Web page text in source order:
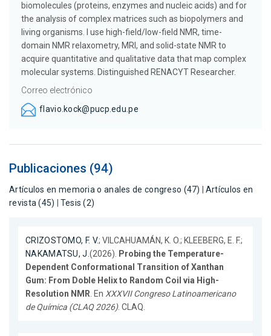
biomolecules (proteins, enzymes and nucleic acids) and for
the analysis of complex matrices such as biopolymers and
living organisms. I use high-field/low-field NMR, time-
domain NMR relaxometry, MRI, and solid-state NMR to
acquire quantitative and qualitative data that map complex
molecular systems. Distinguished RENACYT Researcher.
Correo electrónico
flavio.kock@pucp.edu.pe
Publicaciones (94)
Artículos en memoria o anales de congreso (47)
Artículos en
revista (45)
Tesis (2)
CRIZOSTOMO, F. V.; VILCAHUAMÁN, K. O.; KLEEBERG, E. F.;
NAKAMATSU, J. (2026).
Probing the Temperature-
Dependent Conformational Transition of Xanthan
Gum: From Doble Helix to Random Coil via High-
Resolution NMR . En XXXVII Congreso Latinoamericano
de Química (CLAQ 2026). CLAQ.